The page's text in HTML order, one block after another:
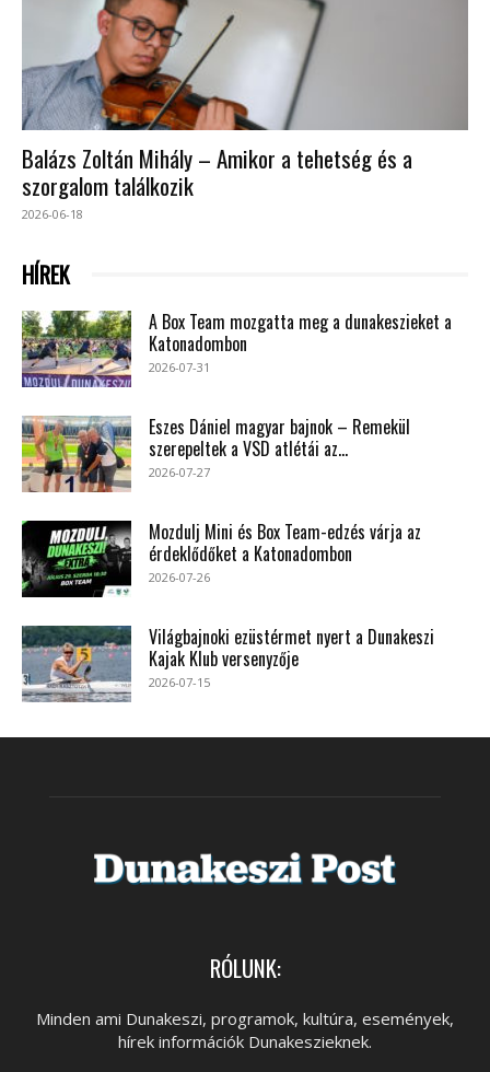
Balázs Zoltán Mihály – Amikor a tehetség és a
szorgalom találkozik
2026-06-18
HÍREK
A Box Team mozgatta meg a dunakeszieket a
Katonadombon
2026-07-31
Eszes Dániel magyar bajnok – Remekül
szerepeltek a VSD atlétái az...
2026-07-27
Mozdulj Mini és Box Team-edzés várja az
érdeklődőket a Katonadombon
2026-07-26
Világbajnoki ezüstérmet nyert a Dunakeszi
Kajak Klub versenyzője
2026-07-15
RÓLUNK:
Minden ami Dunakeszi, programok, kultúra, események,
hírek információk Dunakeszieknek.